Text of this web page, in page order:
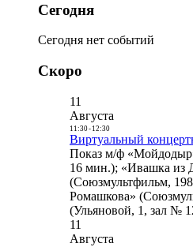
Сегодня
Сегодня нет событий
Скоро
11
Августа
11:30- 12:30
Виртуальный
Показ м/ф
16 мин.); «Ивашка из
(Союзмультфильм,
Ромашкова»
(Ульяновой, 1, зал №
11
Августа